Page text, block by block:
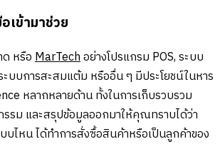
เข้ามาช่วย
ด หรือMarTechอย่างโปรแกรม POS, ระบบ
ะบบการสะสมแต้ม หรืออื่น ๆ มีประโยชน์ในหาร
หลากหลายด้าน ทั้งในการเก็บรวบรวม
รม และสรุปข้อมูลออกมาให้คุณทราบได้ว่า
หน ได้ทำการสั่งซื้อสินค้าหรือเป็นลูกค้าของ